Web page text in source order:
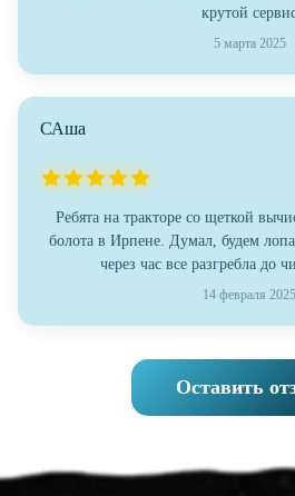
крутой
5 марта 2025
САша
Ребята на тракторе со щеткой
болота в Ирпене. Думал, будем
через час все разгребла до
14 февраля 2025
Оставить